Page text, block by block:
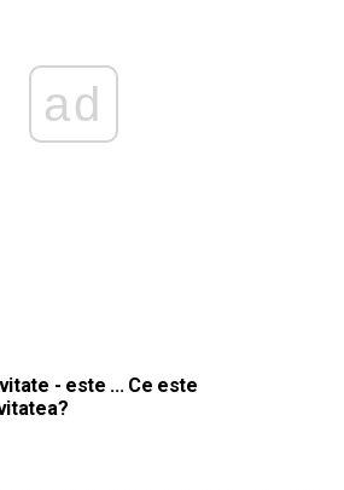
ad
- este ... Ce este